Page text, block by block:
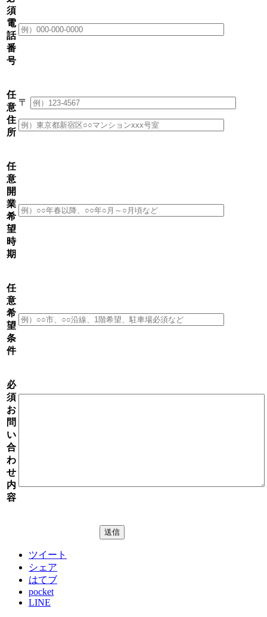
須
電
話
番
号
任
意
住
所
〒
任
意
開
業
希
望
時
期
任
意
希
望
条
件
必
須
お
問
い
合
わ
せ
内
容
ツイート
シェア
はてブ
pocket
LINE